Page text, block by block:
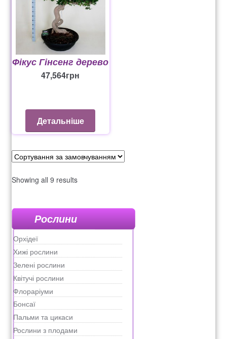
Фікус Гінсенг дерево
47,564грн
Детальніше
Showing all 9 results
Рослини
Орхідеї
Хижі рослини
Зелені рослини
Квітучі рослини
Флораріуми
Бонсаї
Пальми та цикаси
Рослини з плодами